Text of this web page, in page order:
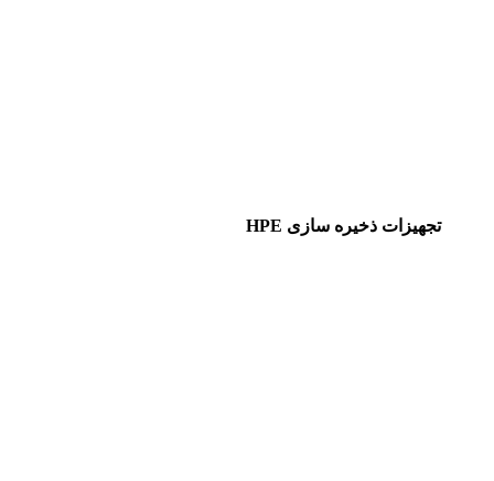
تجهیزات ذخیره سازی HPE